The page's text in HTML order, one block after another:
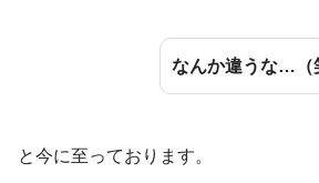
なんか違うな…（
と今に至っております。